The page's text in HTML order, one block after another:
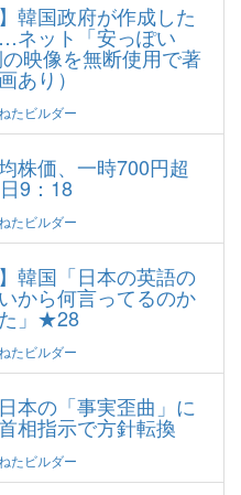
韓国政府が作成した
ネット「安っぽい
映像を無断使用で著
あり）
たビルダー
株価、一時700円超
9：18
たビルダー
韓国「日本の英語の
から何言ってるのか
」★28
たビルダー
本の「事実歪曲」に
相指示で方針転換
たビルダー